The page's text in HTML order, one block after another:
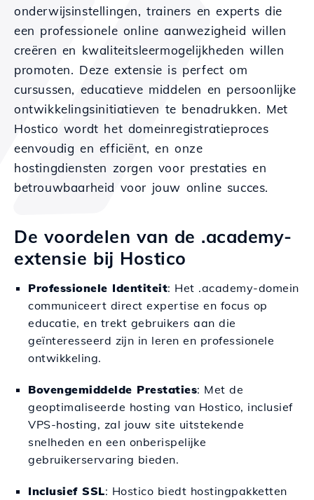
onderwijsinstellingen, trainers en experts die
een professionele online aanwezigheid willen
creëren en kwaliteitsleermogelijkheden willen
promoten. Deze extensie is perfect om
cursussen, educatieve middelen en persoonlijke
ontwikkelingsinitiatieven te benadrukken. Met
Hostico wordt het domeinregistratieproces
eenvoudig en efficiënt, en onze
hostingdiensten zorgen voor prestaties en
betrouwbaarheid voor jouw online succes.
De voordelen van de .academy-
extensie bij Hostico
Professionele Identiteit: Het .academy-domein
communiceert direct expertise en focus op
educatie, en trekt gebruikers aan die
geïnteresseerd zijn in leren en professionele
ontwikkeling.
Bovengemiddelde Prestaties: Met de
geoptimaliseerde hosting van Hostico, inclusief
VPS-hosting, zal jouw site uitstekende
snelheden en een onberispelijke
gebruikerservaring bieden.
Inclusief SSL: Hostico biedt hostingpakketten